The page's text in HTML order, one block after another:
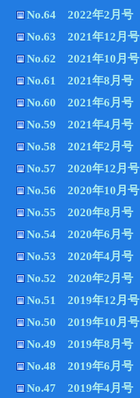
No.64 2022年2月号
No.63 2021年12月号
No.62 2021年10月号
No.61 2021年8月号
No.60 2021年6月号
No.59 2021年4月号
No.58 2021年2月号
No.57 2020年12月号
No.56 2020年10月号
No.55 2020年8月号
No.54 2020年6月号
No.53 2020年4月号
No.52 2020年2月号
No.51 2019年12月号
No.50 2019年10月号
No.49 2019年8月号
No.48 2019年6月号
No.47 2019年4月号